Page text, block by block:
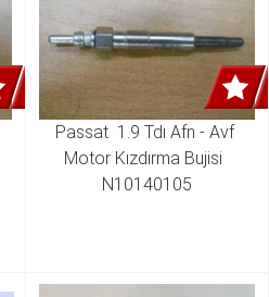
Passat  1.9 Tdı Afn - Avf
Motor Kızdırma Bujisi
N10140105